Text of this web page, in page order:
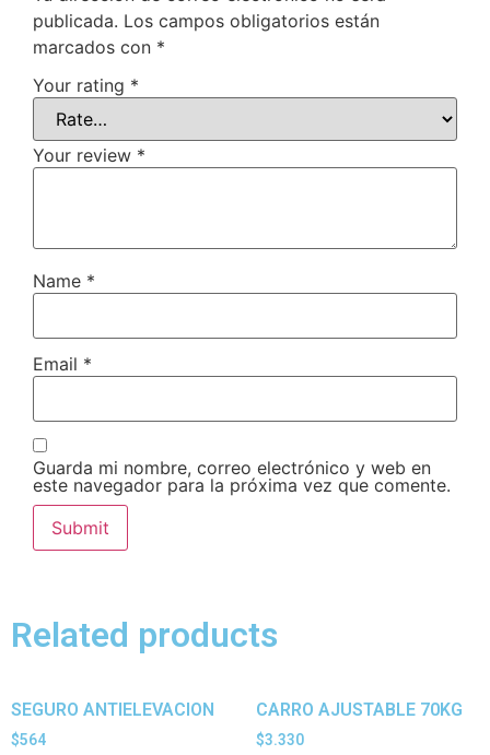
publicada. Los campos obligatorios están
marcados con *
Your rating *
Your review *
Name *
Email *
Guarda mi nombre, correo electrónico y web en
este navegador para la próxima vez que comente.
Related products
SEGURO ANTIELEVACION
$564
CARRO AJUSTABLE 70KG
$3.330